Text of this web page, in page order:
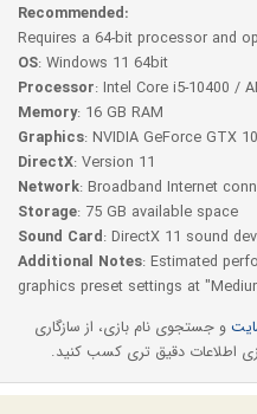
Recommended:
Requires a 64-bit processor and
OS: Windows 11 64bit
Processor: Intel Core i5-10400 /
Memory: 16 GB RAM
Graphics: NVIDIA GeForce GTX
DirectX: Version 11
Network: Broadband Internet
Storage: 75 GB available space
Sound Card: DirectX 11 sound
Additional Notes: Estimated
graphics preset settings at
و جستجوی نام بازی، از سازگاری
اطلاعات دقیق تری کسب کنید.